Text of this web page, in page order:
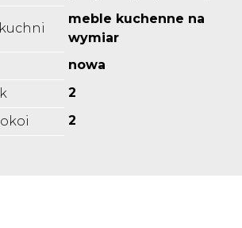
meble kuchenne na
wymiar
nowa
2
2